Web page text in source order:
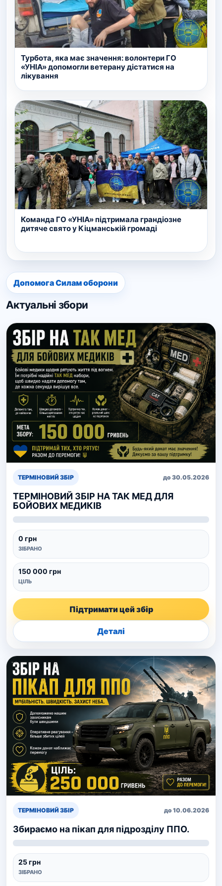
Турбота, яка має значення: волонтери ГО
«УНІА» допомогли ветерану дістатися на
лікування
Команда ГО «УНІА» підтримала грандіозне
дитяче свято у Кіцманській громаді
Допомога Силам оборони
Актуальні збори
ТЕРМІНОВИЙ ЗБІР до 30.05.2026
ТЕРМІНОВИЙ ЗБІР НА ТАК МЕД ДЛЯ
БОЙОВИХ МЕДИКІВ
0 грн
ЗІБРАНО
150 000 грн
ЦІЛЬ
Підтримати цей збір
Деталі
ТЕРМІНОВИЙ ЗБІР до 10.06.2026
Збираємо на пікап для підрозділу ППО.
25 грн
ЗІБРАНО